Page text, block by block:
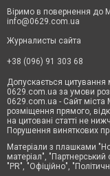
Віримо в повернення до
info@0629.com.ua
Журналисты сайта
+38 (096) 91 303 68
Допускається цитування
0629.com.ua за умови
0629.com.ua - Сайт міста
розміщення прямого,
на цитовані статті не
Порушення виняткових
Матеріали з плашками
матеріал", "Партнерський
"PR", "Офіційно",